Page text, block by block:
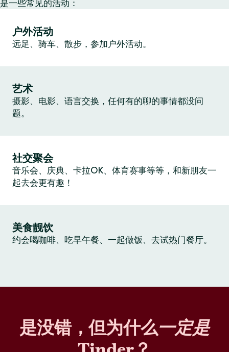
是一些常见的活动：
户外活动
远足、骑车、散步，参加户外活动。
艺术
摄影、电影、语言交换，任何有的聊的事情都没问
题。
社交聚会
音乐会、庆典、卡拉OK、体育赛事等等，和新朋友一
起去会更有趣！
美食靓饮
约会喝咖啡、吃早午餐、一起做饭、去试热门餐厅。
是没错，但为什么一定是